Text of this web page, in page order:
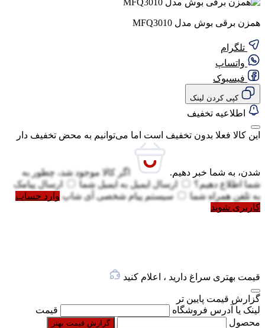
همزن برقی بوش مدل MFQ3010
تلگرام
واتساپ
فیسبوک
کپی کردن لینک
اطلاعیه تخفیف
این کالا فعلا بدون تخفیف است اما می‌توانیم به محض تخفیف دار
شدن، به شما خبر دهیم.
اگر کالا موجود شد، چطور به
شما اطلاع دهیم؟
ارسال ایمیل به ایمیل شما
ارسال پیامک
به تلفن همراه شما سیستم پیام شخصی آی شاپ وارد حساب
کاربری شوید
قیمت بهتری سراغ دارید ، اعلام کنید
گزارش قیمت پایین تر
لینک یا آدرس فروشگاه
قیمت
محصول
گزارش قیمت بهتر